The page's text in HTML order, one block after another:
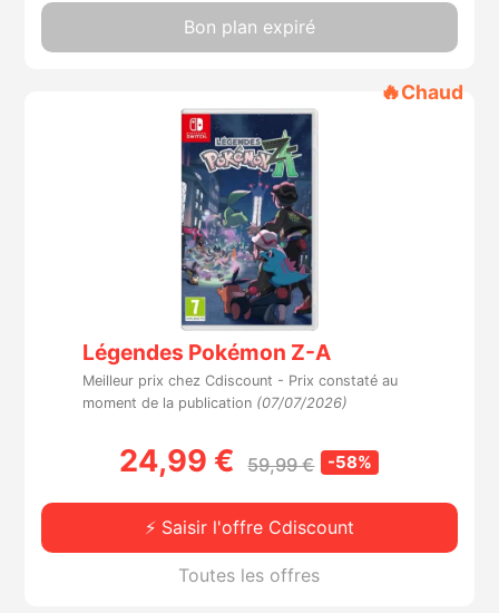
Bon plan expiré
🔥Chaud
Légendes Pokémon Z-A
Meilleur prix chez Cdiscount - Prix constaté au
moment de la publication (07/07/2026)
24,99 € 59,99 € -58%
⚡ Saisir l'offre Cdiscount
Toutes les offres